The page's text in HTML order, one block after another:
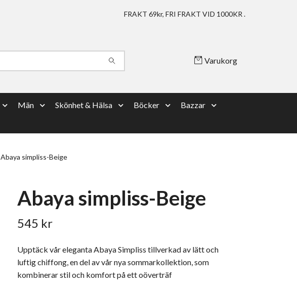
FRAKT 69kr, FRI FRAKT VID 1000KR .
Varukorg
Män Skönhet & Hälsa Böcker
Bazzar
Abaya simpliss-Beige
Abaya simpliss-Beige
545 kr
Upptäck vår eleganta Abaya Simpliss tillverkad av lätt och
luftig chiffong, en del av vår nya sommarkollektion, som
kombinerar stil och komfort på ett oöverträf